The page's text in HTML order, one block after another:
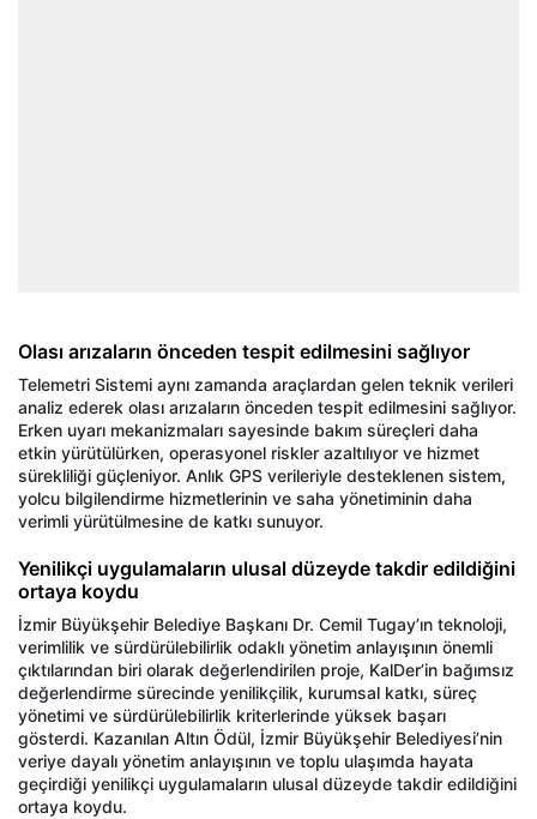
Olası arızaların önceden tespit edilmesini sağlıyor
Telemetri Sistemi aynı zamanda araçlardan gelen teknik verileri
analiz ederek olası arızaların önceden tespit edilmesini sağlıyor.
Erken uyarı mekanizmaları sayesinde bakım süreçleri daha
etkin yürütülürken, operasyonel riskler azaltılıyor ve hizmet
sürekliliği güçleniyor. Anlık GPS verileriyle desteklenen sistem,
yolcu bilgilendirme hizmetlerinin ve saha yönetiminin daha
verimli yürütülmesine de katkı sunuyor.
Yenilikçi uygulamaların ulusal düzeyde takdir edildiğini
ortaya koydu
İzmir Büyükşehir Belediye Başkanı Dr. Cemil Tugay’ın teknoloji,
verimlilik ve sürdürülebilirlik odaklı yönetim anlayışının önemli
çıktılarından biri olarak değerlendirilen proje, KalDer’in bağımsız
değerlendirme sürecinde yenilikçilik, kurumsal katkı, süreç
yönetimi ve sürdürülebilirlik kriterlerinde yüksek başarı
gösterdi. Kazanılan Altın Ödül, İzmir Büyükşehir Belediyesi’nin
veriye dayalı yönetim anlayışının ve toplu ulaşımda hayata
geçirdiği yenilikçi uygulamaların ulusal düzeyde takdir edildiğini
ortaya koydu.